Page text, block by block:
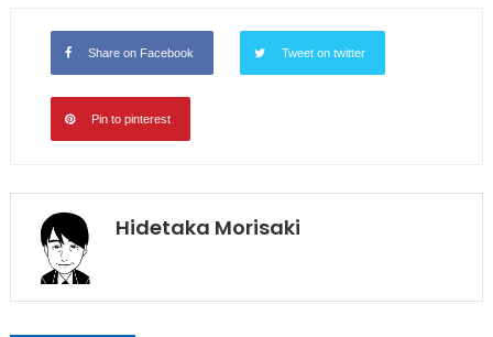
Share on Facebook Tweet on twitter
Pin to pinterest
Hidetaka Morisaki